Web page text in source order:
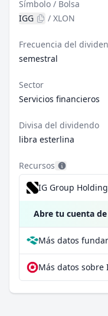
Símbolo / Bolsa
IGG
/ XLON
Frecuencia del
semestral
Sector
Servicios financieros
Divisa del dividendo
libra esterlina
Recursos
Abre tu cuenta